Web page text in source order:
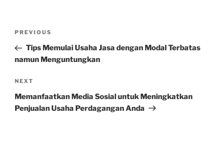
Previous
Post
PREVIOUS
Tips Memulai Usaha Jasa dengan Modal Terbatas
namun Menguntungkan
Next
Post
NEXT
Memanfaatkan Media Sosial untuk Meningkatkan
Penjualan Usaha Perdagangan Anda